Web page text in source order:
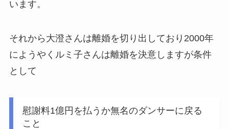
います。
それから大澄さんは離婚を切り出しており2000年
にようやくルミ子さんは離婚を決意しますが条件
として
慰謝料1億円を払うか無名のダンサーに戻る
こと